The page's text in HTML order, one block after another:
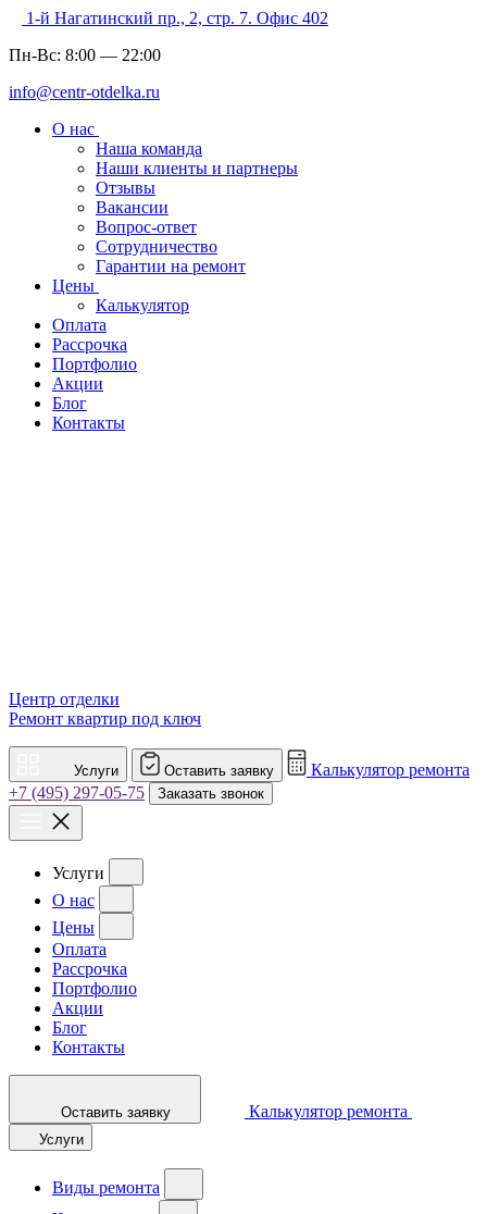
1-й Нагатинский пр., 2, стр. 7. Офис 402
Пн-Вс: 8:00 — 22:00
info@centr-otdelka.ru
О нас
Наша команда
Наши клиенты и партнеры
Отзывы
Вакансии
Вопрос-ответ
Сотрудничество
Гарантии на ремонт
Цены
Калькулятор
Оплата
Рассрочка
Портфолио
Акции
Блог
Контакты
Центр отделки
Ремонт квартир под ключ
Услуги Оставить заявку
Калькулятор ремонта
+7 (495) 297-05-75
Заказать звонок
Услуги
О нас
Цены
Оплата
Рассрочка
Портфолио
Акции
Блог
Контакты
Оставить заявку Калькулятор ремонта
Услуги
Виды ремонта